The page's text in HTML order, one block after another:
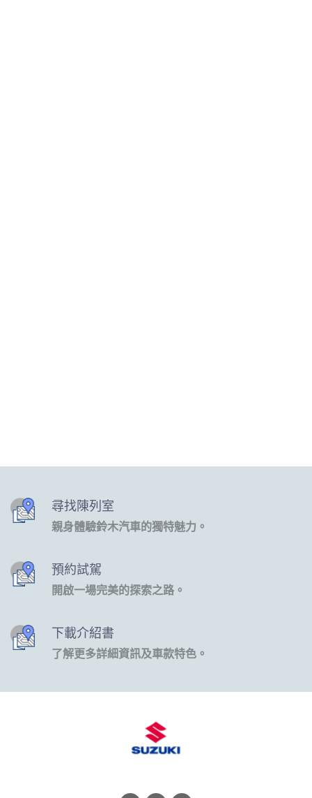
尋找陳列室
親身體驗鈴木汽車的獨特魅力。
預約試駕
開啟一場完美的探索之路。
下載介紹書
了解更多詳細資訊及車款特色。